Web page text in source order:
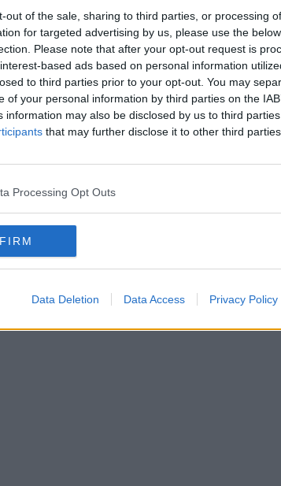
out of the sale, sharing to third parties, or processing
for targeted advertising by us, please use the
Please note that after your opt-out request is
based ads based on personal information
to third parties prior to your opt-out. You may
of your personal information by third parties on the
information may also be disclosed by us to third
that may further disclose it to other third parties.
Processing Opt Outs
Data Deletion Data Access Privacy Policy
fra:
skal godkendes før den bliver synlig
Om os Copyright ©